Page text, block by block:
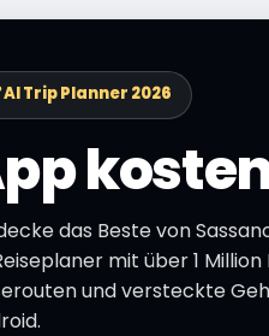
AI Trip Planner 2026
das Beste von
mit über 1
und versteckte